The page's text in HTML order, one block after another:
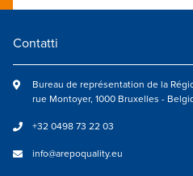
Contatti
Bureau de représentation de la
rue Montoyer, 1000 Bruxelles -
+32 0498 73 22 03
info@arepoquality.eu